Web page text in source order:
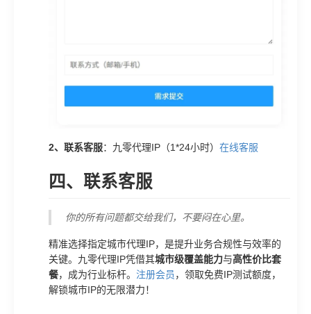
2、联系客服：九零代理IP（1*24小时） 在线客服
四、联系客服
你的所有问题都交给我们，不要闷在心里。
精准选择指定城市代理IP，是提升业务合规性与效率的
关键。九零代理IP凭借其城市级覆盖能力与高性价比套
餐，成为行业标杆。 注册会员 ，领取免费IP测试额度，
解锁城市IP的无限潜力！